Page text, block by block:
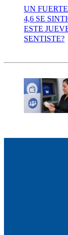
UN
4,6 SE
ESTE
SENTISTE?